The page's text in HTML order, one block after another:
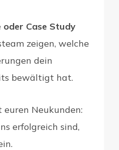
oder Case Study
zeigen, welche
dein
bewältigt hat.
euren Neukunden:
erfolgreich sind,